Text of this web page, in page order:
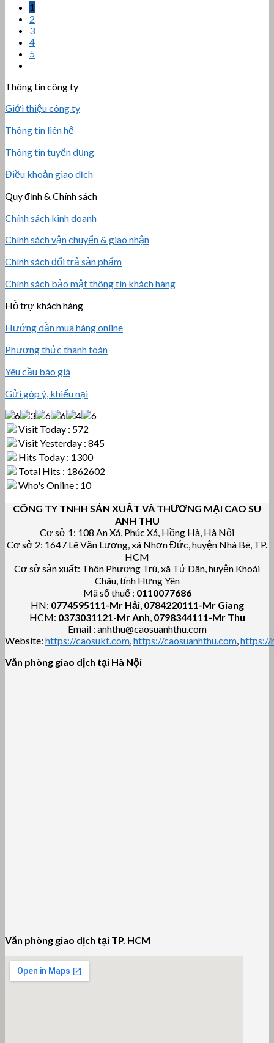
1
2
3
4
5
Thông tin công ty
Giới thiệu công ty
Thông tin liên hệ
Thông tin tuyển dụng
Điều khoản giao dịch
Quy định & Chính sách
Chính sách kinh doanh
Chính sách vận chuyển & giao nhận
Chính sách đổi trả sản phẩm
Chính sách bảo mật thông tin khách hàng
Hỗ trợ khách hàng
Hướng dẫn mua hàng online
Phương thức thanh toán
Yêu cầu báo giá
Gửi góp ý, khiếu nại
Visit Today : 572
Visit Yesterday : 845
Hits Today : 1300
Total Hits : 1862602
Who's Online : 10
CÔNG TY TNHH SẢN XUẤT VÀ THƯƠNG MẠI CAO SU
ANH THU
Cơ sở 1: 108 An Xá, Phúc Xá, Hồng Hà, Hà Nội
Cơ sở 2: 1647 Lê Văn Lương, xã Nhơn Đức, huyện Nhà Bè, TP.
HCM
Cơ sở sản xuất: Thôn Phương Trù, xã Tứ Dân, huyện Khoái
Châu, tỉnh Hưng Yên
Mã số thuế : 0110077686
HN: 0774595111-Mr Hải, 0784220111-Mr Giang
HCM: 0373031121-Mr Anh, 0798344111-Mr Thu
Email : anhthu@caosuanhthu.com
Website: https://caosukt.com,https://caosuanhthu.com,https://
Văn phòng giao dịch tại Hà Nội
Văn phòng giao dịch tại TP. HCM